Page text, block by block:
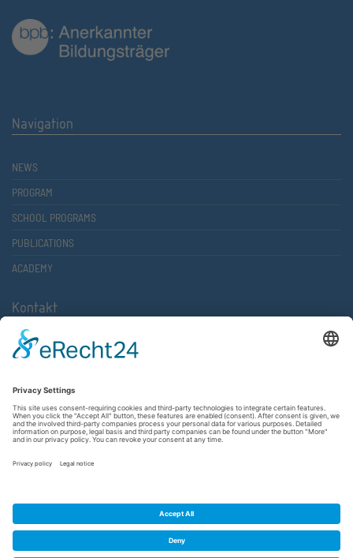
Navigation
NEWS
PROGRAM
SCHOOL PROGRAMS
PUBLICATIONS
ACADEMY
Kontakt
Atlantische Akademie Rheinland-Pfalz e.V.
67657 Kaiserslautern
FON 0631 36610-0
FAX 0631 36610-15
©2026 Atlantische Akademie Rheinland-Pfalz e. V. |
Terms and Conditions
Cookie settings